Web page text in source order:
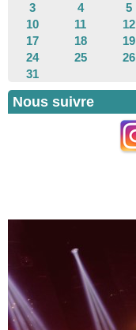
3
4 5
10
11 12
17
18 19
24
25 26
31
Nous suivre